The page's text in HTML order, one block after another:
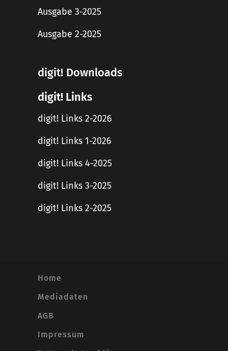
Ausgabe 3-2025
Ausgabe 2-2025
digit! Downloads
digit! Links
digit! Links 2-2026
digit! Links 1-2026
digit! Links 4-2025
digit! Links 3-2025
digit! Links 2-2025
Home
Mediadaten
AGB
Impressum